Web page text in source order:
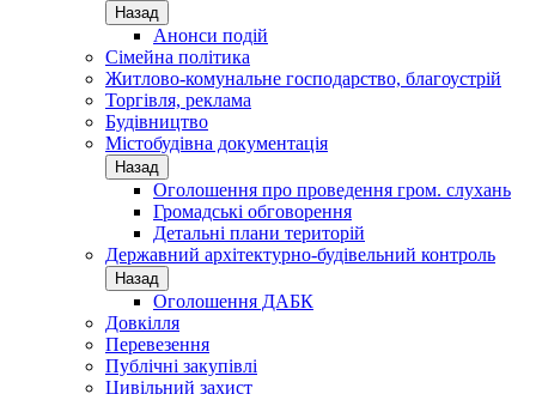
Назад
Анонси подій
Сімейна політика
Житлово-комунальне господарство, благоустрій
Торгівля, реклама
Будівництво
Містобудівна документація
Назад
Оголошення про проведення гром. слухань
Громадські обговорення
Детальні плани територій
Державний архітектурно-будівельний контроль
Назад
Оголошення ДАБК
Довкілля
Перевезення
Публічні закупівлі
Цивільний захист